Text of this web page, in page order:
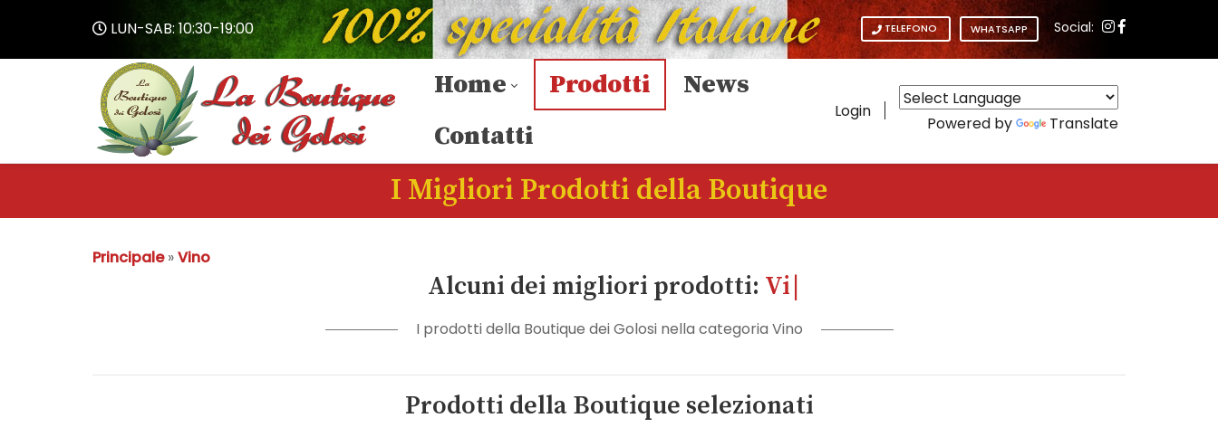
LUN-SAB: 10:30-19:00 TELEFONO WHATSAPP Social:
Home Prodotti
News
Contatti
Login
Powered by Translate
I Migliori Prodotti della Boutique
Principale»Vino
Alcuni dei migliori prodotti:Vino
I prodotti della Boutique dei Golosi nella categoria Vino
Prodotti della Boutique selezionati